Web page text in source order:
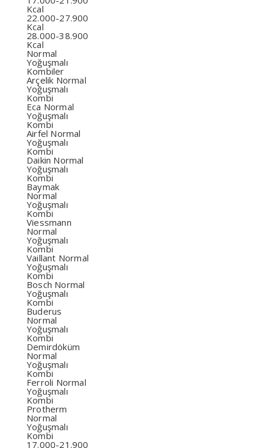
Kcal
22.000-27.900
Kcal
28.000-38.900
Kcal
Normal
Yoğuşmalı
Kombiler
Arçelik Normal
Yoğuşmalı
Kombi
Eca Normal
Yoğuşmalı
Kombi
Airfel Normal
Yoğuşmalı
Kombi
Daikin Normal
Yoğuşmalı
Kombi
Baymak
Normal
Yoğuşmalı
Kombi
Viessmann
Normal
Yoğuşmalı
Kombi
Vaillant Normal
Yoğuşmalı
Kombi
Bosch Normal
Yoğuşmalı
Kombi
Buderus
Normal
Yoğuşmalı
Kombi
Demirdöküm
Normal
Yoğuşmalı
Kombi
Ferroli Normal
Yoğuşmalı
Kombi
Protherm
Normal
Yoğuşmalı
Kombi
17.000-21.900